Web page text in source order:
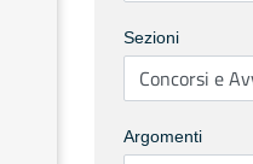
Sezioni
Argomenti